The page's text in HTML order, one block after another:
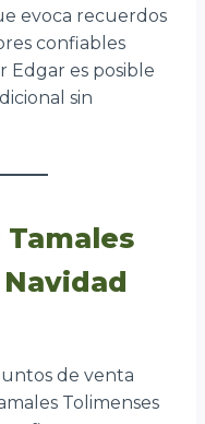
evoca recuerdos
confiables
Edgar es posible
sin
de venta
Tolimenses